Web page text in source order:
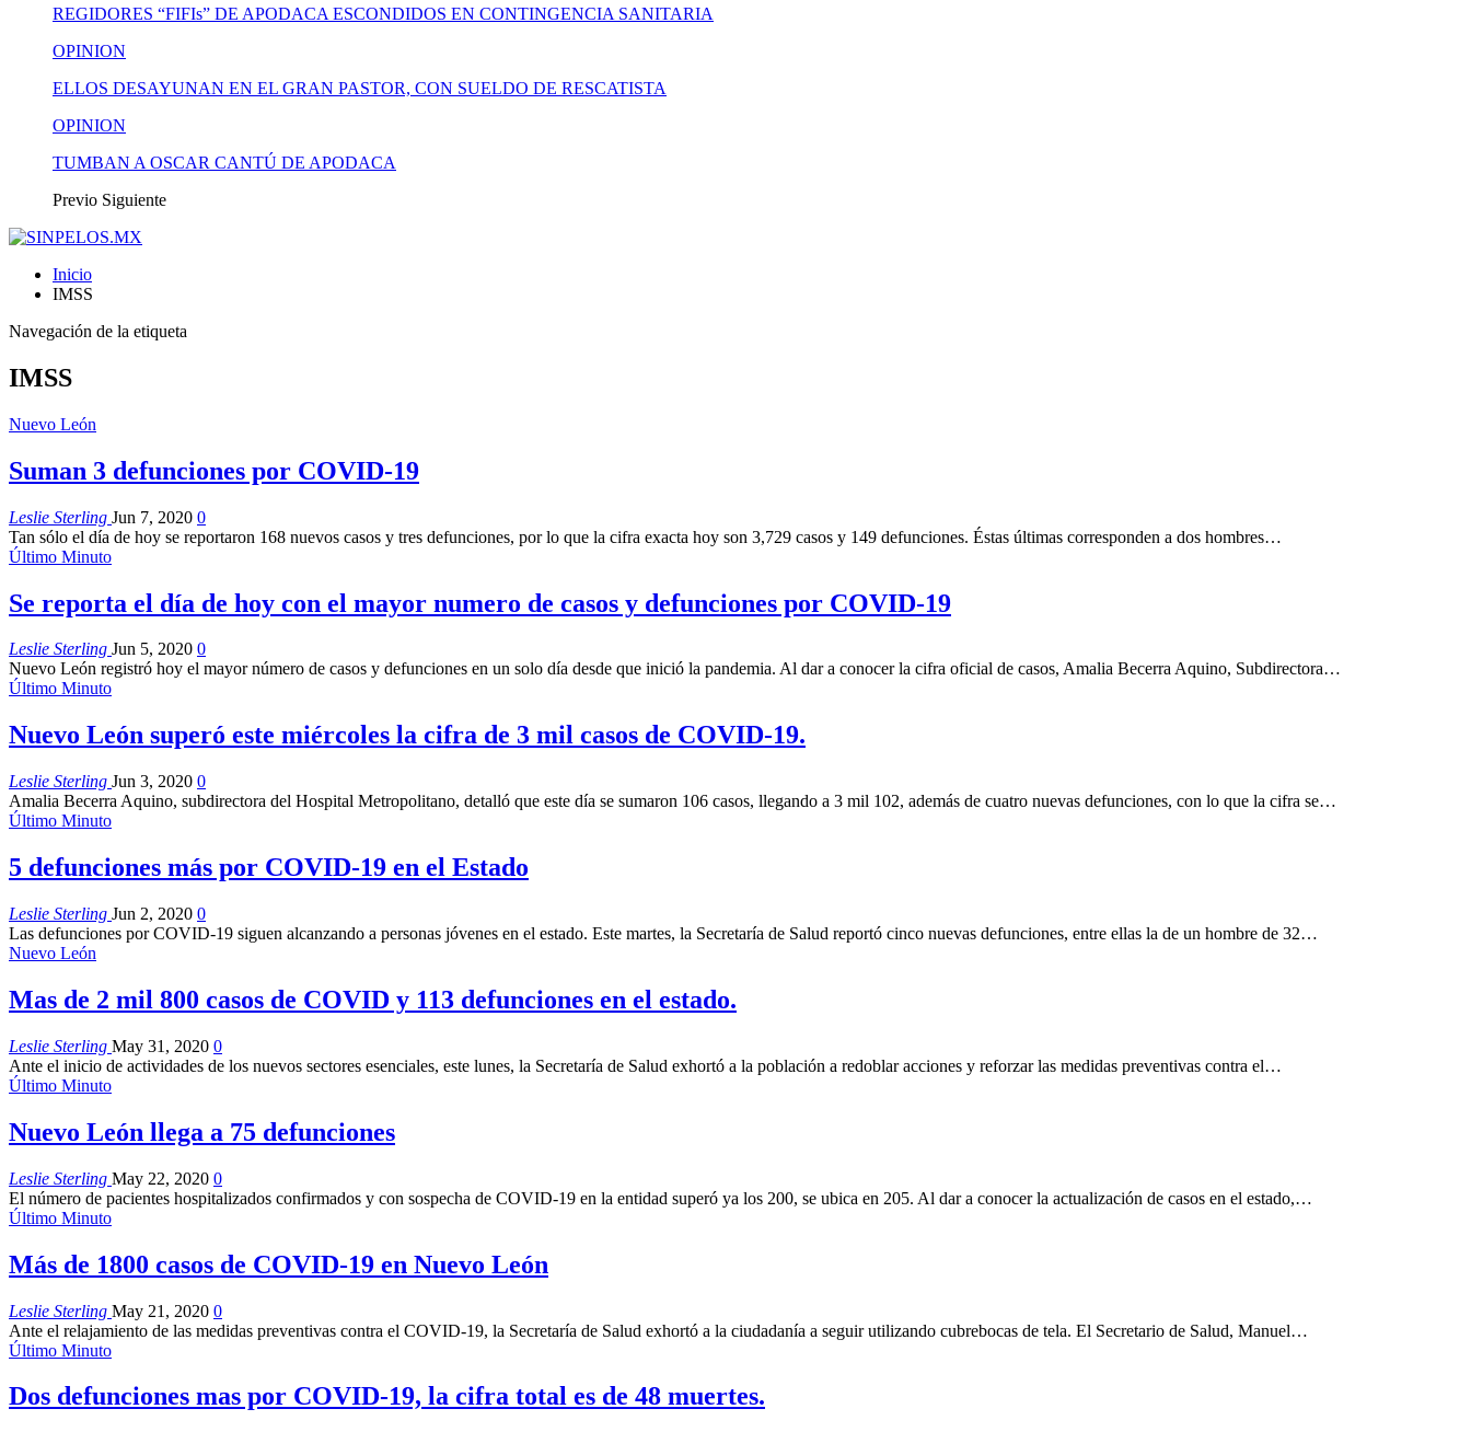
REGIDORES “FIFIs” DE APODACA ESCONDIDOS EN CONTINGENCIA SANITARIA
OPINION
ELLOS DESAYUNAN EN EL GRAN PASTOR, CON SUELDO DE RESCATISTA
OPINION
TUMBAN A OSCAR CANTÚ DE APODACA
Previo Siguiente
Inicio
IMSS
Navegación de la etiqueta
IMSS
Nuevo León
Suman 3 defunciones por COVID-19
Leslie Sterling Jun 7, 2020 0
Tan sólo el día de hoy se reportaron 168 nuevos casos y tres defunciones, por lo que la cifra exacta hoy son 3,729 casos y 149 defunciones. Éstas últimas corresponden a dos hombres…
Último Minuto
Se reporta el día de hoy con el mayor numero de casos y defunciones por COVID-19
Leslie Sterling Jun 5, 2020 0
Nuevo León registró hoy el mayor número de casos y defunciones en un solo día desde que inició la pandemia. Al dar a conocer la cifra oficial de casos, Amalia Becerra Aquino, Subdirectora…
Último Minuto
Nuevo León superó este miércoles la cifra de 3 mil casos de COVID-19.
Leslie Sterling Jun 3, 2020 0
Amalia Becerra Aquino, subdirectora del Hospital Metropolitano, detalló que este día se sumaron 106 casos, llegando a 3 mil 102, además de cuatro nuevas defunciones, con lo que la cifra se…
Último Minuto
5 defunciones más por COVID-19 en el Estado
Leslie Sterling Jun 2, 2020 0
Las defunciones por COVID-19 siguen alcanzando a personas jóvenes en el estado. Este martes, la Secretaría de Salud reportó cinco nuevas defunciones, entre ellas la de un hombre de 32…
Nuevo León
Mas de 2 mil 800 casos de COVID y 113 defunciones en el estado.
Leslie Sterling May 31, 2020 0
Ante el inicio de actividades de los nuevos sectores esenciales, este lunes, la Secretaría de Salud exhortó a la población a redoblar acciones y reforzar las medidas preventivas contra el…
Último Minuto
Nuevo León llega a 75 defunciones
Leslie Sterling May 22, 2020 0
El número de pacientes hospitalizados confirmados y con sospecha de COVID-19 en la entidad superó ya los 200, se ubica en 205. Al dar a conocer la actualización de casos en el estado,…
Último Minuto
Más de 1800 casos de COVID-19 en Nuevo León
Leslie Sterling May 21, 2020 0
Ante el relajamiento de las medidas preventivas contra el COVID-19, la Secretaría de Salud exhortó a la ciudadanía a seguir utilizando cubrebocas de tela. El Secretario de Salud, Manuel…
Último Minuto
Dos defunciones mas por COVID-19, la cifra total es de 48 muertes.